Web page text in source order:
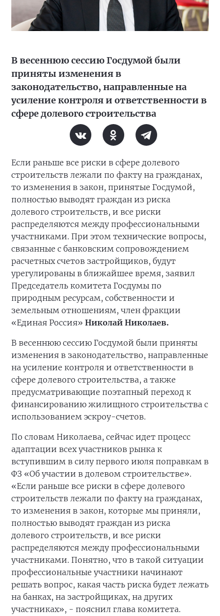
В весеннюю сессию Госдумой были
приняты изменения в
законодательство, направленные на
усиление контроля и ответственности в
сфере долевого строительства
Если раньше все риски в сфере долевого
строительств лежали по факту на гражданах,
то изменения в закон, принятые Госдумой,
полностью выводят граждан из риска
долевого строительств, и все риски
распределяются между профессиональными
участниками. При этом технические вопросы,
связанные с банковским сопровождением
расчетных счетов застройщиков, будут
урегулированы в ближайшее время, заявил
Председатель комитета Госдумы по
природным ресурсам, собственности и
земельным отношениям, член фракции
«Единая Россия» Николай Николаев.
В весеннюю сессию Госдумой были приняты
изменения в законодательство, направленные
на усиление контроля и ответственности в
сфере долевого строительства, а также
предусматривающие поэтапный переход к
финансированию жилищного строительства с
использованием эскроу-счетов.
По словам Николаева, сейчас идет процесс
адаптации всех участников рынка к
вступившим в силу первого июля поправкам в
ФЗ «Об участии в долевом строительстве».
«Если раньше все риски в сфере долевого
строительств лежали по факту на гражданах,
то изменения в закон, которые мы приняли,
полностью выводят граждан из риска
долевого строительств, и все риски
распределяются между профессиональными
участниками. Понятно, что в такой ситуации
профессиональные участники начинают
решать вопрос, какая часть риска будет лежать
на банках, на застройщиках, на других
участниках», - пояснил глава комитета.